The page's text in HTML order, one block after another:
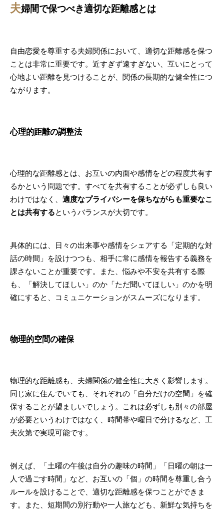
夫婦間で保つべき適切な距離感とは
自由恋愛を尊重する夫婦関係において、適切な距離感を保つ
ことは非常に重要です。近すぎず遠すぎない、互いにとって
心地よい距離を見つけることが、関係の長期的な健全性につ
ながります。
心理的距離の調整法
心理的な距離感とは、お互いの内面や感情をどの程度共有す
るかという問題です。すべてを共有することが必ずしも良い
わけではなく、 適度なプライバシーを保ちながらも重要なこ
とは共有するというバランスが大切です。
具体的には、日々の出来事や感情をシェアする「定期的な対
話の時間」を設けつつも、相手に常に感情を報告する義務を
課さないことが重要です。また、悩みや不安を共有する際
も、「解決してほしい」のか「ただ聞いてほしい」のかを明
確にすると、コミュニケーションがスムーズになります。
物理的空間の確保
物理的な距離感も、夫婦関係の健全性に大きく影響します。
同じ家に住んでいても、それぞれの「自分だけの空間」を確
保することが望ましいでしょう。これは必ずしも別々の部屋
が必要というわけではなく、時間帯や曜日で分けるなど、工
夫次第で実現可能です。
例えば、「土曜の午後は自分の趣味の時間」「日曜の朝は一
人で過ごす時間」など、お互いの「個」の時間を尊重し合う
ルールを設けることで、適切な距離感を保つことができま
す。また、短期間の別行動や一人旅なども、新鮮な気持ちを